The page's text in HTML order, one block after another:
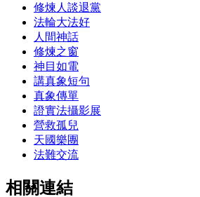
修煉人談退黨
法輪大法好
人間神話
修煉之窗
神目如電
講真象短句
真象傳單
證實法攝影展
營救孤兒
天國樂團
法難交流
相關連結